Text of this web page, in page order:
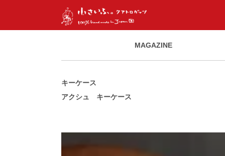
MAGAZINE
キーケース
アクシュ キーケース